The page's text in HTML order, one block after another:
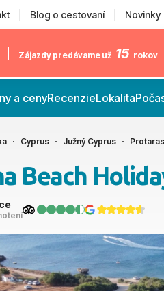
Blog o cestovaní Novinky
Zájazdy predávame už 15 rokov
a cenyRecenzieLokalita
Cyprus Južný Cyprus Protaras
Beach